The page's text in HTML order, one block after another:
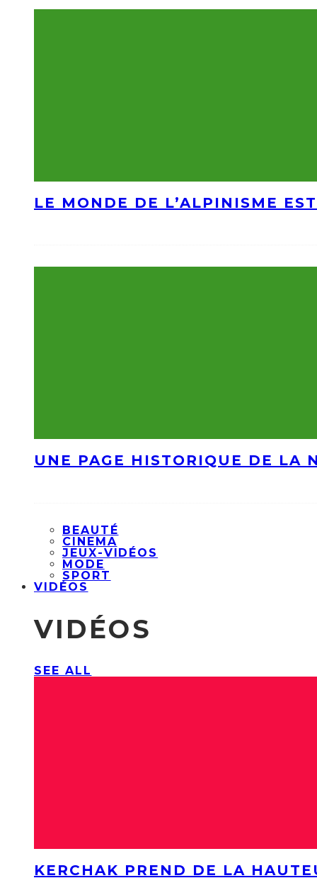
LE MONDE DE L’ALPINISME
UNE PAGE HISTORIQUE DE LA
BEAUTÉ
CINEMA
JEUX-VIDÉOS
MODE
SPORT
VIDÉOS
VIDÉOS
SEE ALL
KERCHAK PREND DE LA